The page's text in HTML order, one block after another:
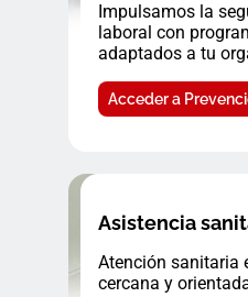
Impulsamos la
laboral con
adaptados a tu
Acceder a
Asistencia
Atención sanitaria
cercana y